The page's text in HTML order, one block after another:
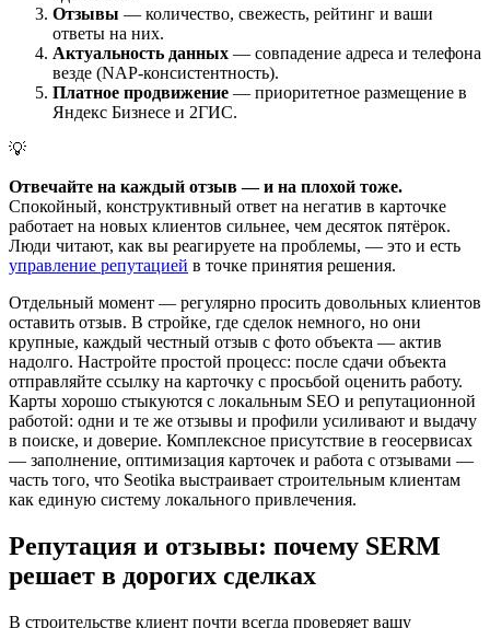
Отзывы — количество, свежесть, рейтинг и ваши
ответы на них.
Актуальность данных — совпадение адреса и телефона
везде (NAP-консистентность).
Платное продвижение — приоритетное размещение в
Яндекс Бизнесе и 2ГИС.
💡
Отвечайте на каждый отзыв — и на плохой тоже.
Спокойный, конструктивный ответ на негатив в карточке
работает на новых клиентов сильнее, чем десяток пятёрок.
Люди читают, как вы реагируете на проблемы, — это и есть
управление репутацией в точке принятия решения.
Отдельный момент — регулярно просить довольных клиентов
оставить отзыв. В стройке, где сделок немного, но они
крупные, каждый честный отзыв с фото объекта — актив
надолго. Настройте простой процесс: после сдачи объекта
отправляйте ссылку на карточку с просьбой оценить работу.
Карты хорошо стыкуются с локальным SEO и репутационной
работой: одни и те же отзывы и профили усиливают и выдачу
в поиске, и доверие. Комплексное присутствие в геосервисах
— заполнение, оптимизация карточек и работа с отзывами —
часть того, что Seotika выстраивает строительным клиентам
как единую систему локального привлечения.
Репутация и отзывы: почему SERM
решает в дорогих сделках
В строительстве клиент почти всегда проверяет вашу